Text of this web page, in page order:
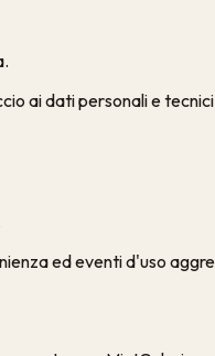
ai dati personali e
ed eventi d'uso